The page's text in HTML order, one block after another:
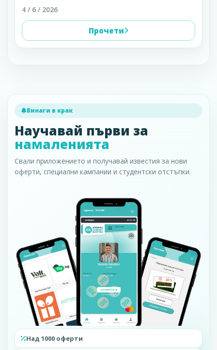
4 / 6 / 2026
Прочети
Винаги в крак
Научавай първи за
намаленията
Свали приложението и получавай известия за нови
оферти, специални кампании и студентски отстъпки.
Над 1000 оферти